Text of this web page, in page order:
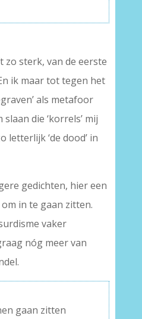
zo sterk, van de eerste
ik maar tot tegen het
als metafoor
die ‘korrels’ mij
letterlijk ‘de dood’ in
gedichten, hier een
in te gaan zitten.
vaker
nóg meer van
gaan zitten